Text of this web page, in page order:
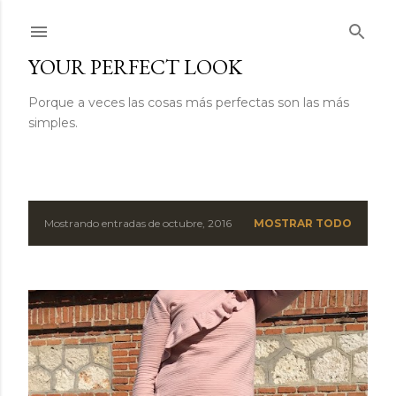
YOUR PERFECT LOOK
Porque a veces las cosas más perfectas son las más
simples.
E
t
r
a
Mostrando entradas de octubre, 2016 MOSTRAR TODO